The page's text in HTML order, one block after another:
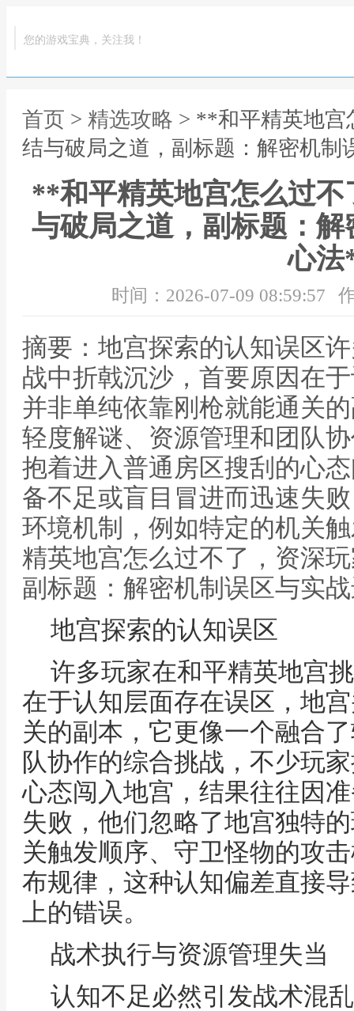
您的游戏宝典，关注我！
首页 > 精选攻略 > **和平精英地宫
结与破局之道，副标题：解密机
**和平精英地宫怎么过
与破局之道，副标题：
心
时间：2026-07-09 08:59:57
摘要：地宫探索的认知误区
战中折戟沉沙，首要原因在
并非单纯依靠刚枪就能通关
轻度解谜、资源管理和团队
抱着进入普通房区搜刮的心
备不足或盲目冒进而迅速失
环境机制，例如特定的机关
精英地宫怎么过不了，资深
副标题：解密机制误区与实
地宫探索的认知误区
许多玩家在和平精英地宫
在于认知层面存在误区，地
关的副本，它更像一个融合
队协作的综合挑战，不少玩
心态闯入地宫，结果往往因
失败，他们忽略了地宫独特
关触发顺序、守卫怪物的攻
布规律，这种认知偏差直接
上的错误。
战术执行与资源管理失当
认知不足必然引发战术混